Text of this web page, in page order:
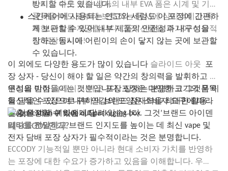
들을 보호하는 방법을 더 잘 이해하고, 가족을 위한 더 안전한 환경
을 조성할 수 있습니다.
전반적으로, 어린이 보호 포장의 이점은 분명합니다. 이러한 포장은
특정 제품과 관련된 내재적 위험으로부터 필수적인 보호막을 제공
하고, 책임감 있는 보관 및 취급 관행을 장려하며, 보호자가 어린이
를 위험으로부터 안전하게 지키기 위한 적극적인 조치를 취할 수 있
도록 지원합니다.
결론
결론적으로, 어린이 보호 포장은 어린이의 우발적인 섭취, 중독 및
부상을 예방하는 데 필수적인 안전 기능입니다. 두 유형의 포장 모두
어린이를 유해 물질로부터 보호한다는 공통 목표를 가지고 있지만,
개봉 난이도, 규제 및 시험 요건, 그리고 디자인 특징에서 차이가 있
습니다.
어린이 보호 포장과 어린이 안전 포장의 차이점을 이해함으로써 소
비자는 가정용 제품을 선택할 때 현명한 결정을 내릴 수 있습니다.
일상용품에 어린이 보호 포장을 선택하든, 위험도가 높은 제품에 어
방지할 수도 있습니다.
라이드 아웃 포장 상자의 내부 EVA 폼은 시계 및 기타
품목을 마모로부터 보호하는 동시에 심미적이고 독
특한 터치를 제공합니다. 그것’선물을 주기에 이상적
인 포장입니다!
● 스킨케어에 사용되는 연고와 세럼도 이 포장에 간편하
게 보관할 수 있어 내부 제품의 안전성과 내구성을 보
장하는 동시에 어린이의 손이 닿지 않는 곳에 보관할
수 있습니다.
이 외에도 다양한 용도가 많이 있습니다 슬라이드 아웃
포
장 상자 - 당신이 해야 할 일은 약간의 창의력을 발휘하고 유
연성을 받아들이는 것뿐입니다. 포장은 다양한 크기의 품목
을 담을 수 있으며 내부 안감의 모양은 소비자 요구에 따라
맞춤 설정할 수 있습니다.
우리의 이점슬라이드 아웃포장 상자는 분명하고 그것은’이
혁신적인 포장으로 귀하의 브랜드 잠재력을 최대한 활용하
는 것은 이제 귀하에게 달려 있습니다. 그것’브랜드 아이덴
티티를 전달하고 브랜드 인지도를 높이는 데 최신 vape 및
전자 담배 포장 상자가 필수적이라는 것은 분명합니다.
왜 ECCODY인가?
ECCODY 기능적일 뿐만 아니라 현대 소비자 가치를 반영하
는 포장에 대한 수요가 증가하고 있음을 이해합니다. 우